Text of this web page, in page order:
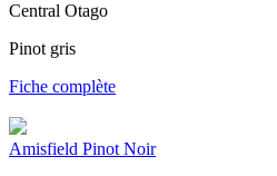
Central Otago
Pinot gris
Fiche complète
Amisfield Pinot Noir